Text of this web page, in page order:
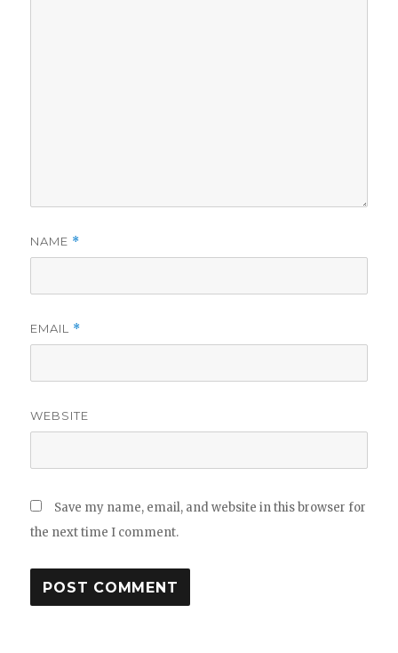
NAME *
EMAIL *
WEBSITE
Save my name, email, and website in this browser for
the next time I comment.